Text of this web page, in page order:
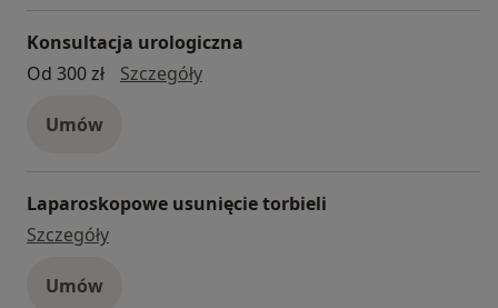
Konsultacja urologiczna
Od 300 zł
Szczegółykonsultacja urologiczna
Umów
Laparoskopowe usunięcie torbieli
Szczegółylaparoskopowe usunięcie torbieli
Umów